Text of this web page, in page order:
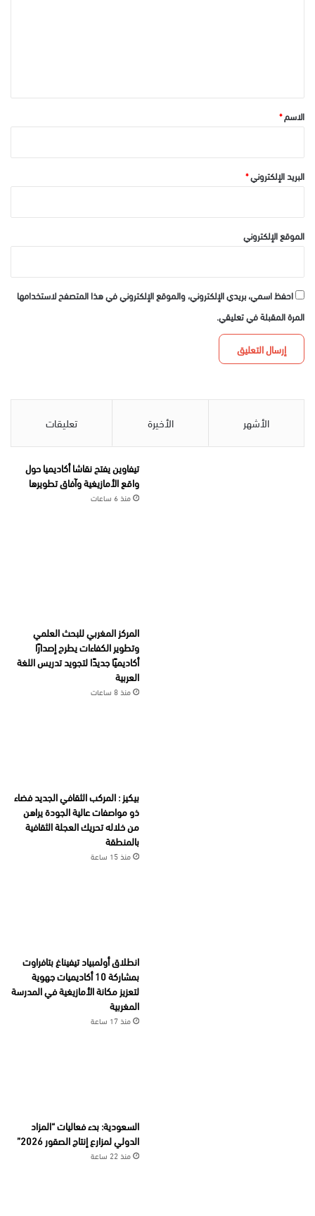
*الاسم*
البريد الإلكتروني*
الموقع الإلكتروني
احفظ اسمي، بريدي الإلكتروني، والموقع الإلكتروني في هذا المتصفح لاستخدامها
المرة المقبلة في تعليقي.
الأشهر الأخيرة تعليقات
تيفاوين يفتح نقاشا أكاديميا حول
واقع الأمازيغية وآفاق تطويرها
منذ 6 ساعات
المركز المغربي للبحث العلمي
وتطوير الكفاءات يطرح إصدارًا
أكاديميًا جديدًا لتجويد تدريس اللغة
العربية
منذ 8 ساعات
بيكيز : المركب الثقافي الجديد فضاء
ذو مواصفات عالية الجودة يراهن
من خلاله تحريك العجلة الثقافية
بالمنطقة
منذ 15 ساعة
انطلاق أولمبياد تيفيناغ بتافراوت
بمشاركة 10 أكاديميات جهوية
لتعزيز مكانة الأمازيغية في المدرسة
المغربية
منذ 17 ساعة
السعودية: بدء فعاليات “المزاد
الدولي لمزارع إنتاج الصقور 2026”
منذ 22 ساعة